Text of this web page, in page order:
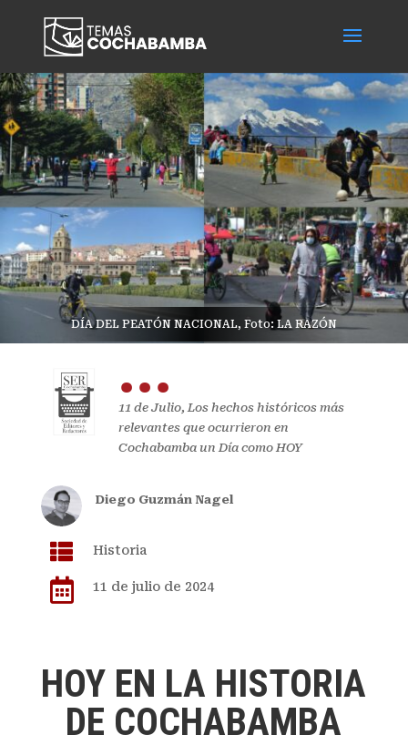
DÍA DEL PEATÓN NACIONAL, Foto: LA RAZÓN
...
11 de Julio, Los hechos históricos más
relevantes que ocurrieron en
Cochabamba un Día como HOY
Diego Guzmán Nagel
 Historia
 11 de julio de 2024
HOY EN LA HISTORIA
DE COCHABAMBA